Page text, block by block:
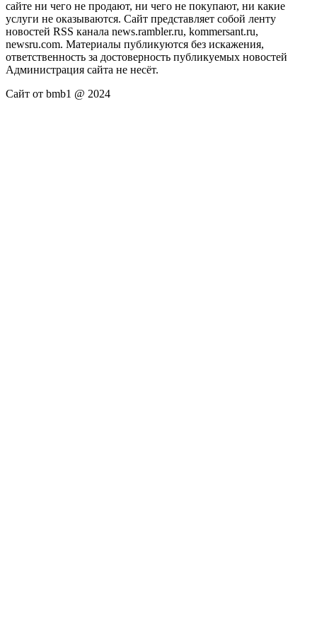
сайте ни чего не продают, ни чего не покупают, ни какие
услуги не оказываются. Сайт представляет собой ленту
новостей RSS канала news.rambler.ru, kommersant.ru,
newsru.com. Материалы публикуются без искажения,
ответственность за достоверность публикуемых новостей
Администрация сайта не несёт.
Сайт от bmb1 @ 2024